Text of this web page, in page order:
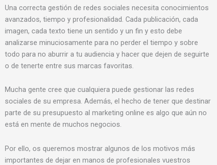
Una correcta gestión de redes sociales necesita conocimientos
avanzados, tiempo y profesionalidad. Cada publicación, cada
imagen, cada texto tiene un sentido y un fin y esto debe
analizarse minuciosamente para no perder el tiempo y sobre
todo para no aburrir a tu audiencia y hacer que dejen de seguirte
o de tenerte entre sus marcas favoritas.
Mucha gente cree que cualquiera puede gestionar las redes
sociales de su empresa. Además, el hecho de tener que destinar
parte de su presupuesto al marketing online es algo que aún no
está en mente de muchos negocios.
Por ello, os queremos mostrar algunos de los motivos más
importantes de dejar en manos de profesionales vuestros